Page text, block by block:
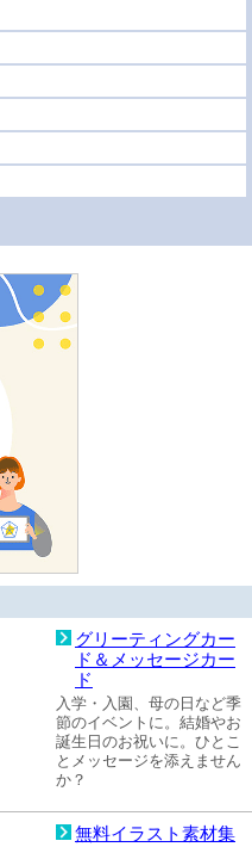
グリーティングカー
ド＆メッセージカー
ド
入学・入園、母の日など季
節のイベントに。結婚やお
誕生日のお祝いに。ひとこ
とメッセージを添えません
か？
無料イラスト素材集